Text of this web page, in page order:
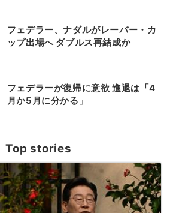
フェデラー、ナダルがレーバー・カ
ップ出場へ ダブルス再結成か
フェデラーが復帰に意欲 進退は「4
月か5月に分かる」
Top stories